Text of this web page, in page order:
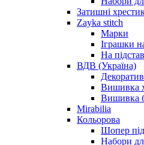
Затишні
Zayka stitch
Марки
Іграшки
На
ВДВ (Україна)
Вишивка
Вишивка
Mirabilia
Кольорова
Шопер
Набори